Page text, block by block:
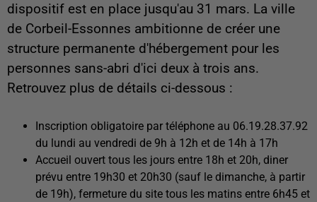
dispositif est en place jusqu'au 31 mars. La ville
de Corbeil-Essonnes ambitionne de créer une
structure permanente d'hébergement pour les
personnes sans-abri d'ici deux à trois ans.
Retrouvez plus de détails ci-dessous :
Inscription obligatoire par téléphone au 06.19.28.37.92
du lundi au vendredi de 9h à 12h et de 14h à 17h
Accueil ouvert tous les jours entre 18h et 20h, diner
prévu entre 19h30 et 20h30 (sauf le dimanche, à partir
de 19h), fermeture du site tous les matins entre 6h45 et